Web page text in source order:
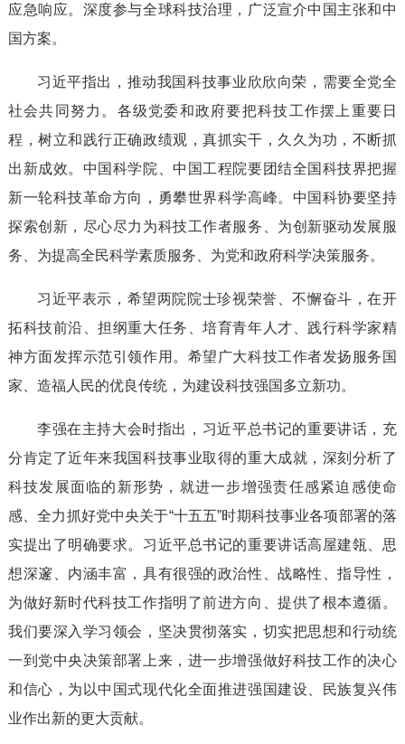
应急响应。深度参与全球科技治理，广泛宣介中国主张和中
国方案。
习近平指出，推动我国科技事业欣欣向荣，需要全党全
社会共同努力。各级党委和政府要把科技工作摆上重要日
程，树立和践行正确政绩观，真抓实干，久久为功，不断抓
出新成效。中国科学院、中国工程院要团结全国科技界把握
新一轮科技革命方向，勇攀世界科学高峰。中国科协要坚持
探索创新，尽心尽力为科技工作者服务、为创新驱动发展服
务、为提高全民科学素质服务、为党和政府科学决策服务。
习近平表示，希望两院院士珍视荣誉、不懈奋斗，在开
拓科技前沿、担纲重大任务、培育青年人才、践行科学家精
神方面发挥示范引领作用。希望广大科技工作者发扬服务国
家、造福人民的优良传统，为建设科技强国多立新功。
李强在主持大会时指出，习近平总书记的重要讲话，充
分肯定了近年来我国科技事业取得的重大成就，深刻分析了
科技发展面临的新形势，就进一步增强责任感紧迫感使命
感、全力抓好党中央关于“十五五”时期科技事业各项部署的落
实提出了明确要求。习近平总书记的重要讲话高屋建瓴、思
想深邃、内涵丰富，具有很强的政治性、战略性、指导性，
为做好新时代科技工作指明了前进方向、提供了根本遵循。
我们要深入学习领会，坚决贯彻落实，切实把思想和行动统
一到党中央决策部署上来，进一步增强做好科技工作的决心
和信心，为以中国式现代化全面推进强国建设、民族复兴伟
业作出新的更大贡献。